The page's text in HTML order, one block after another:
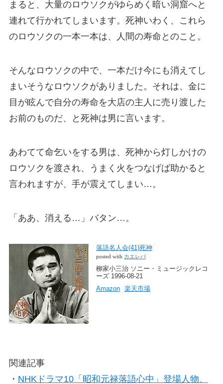
まると、大量のロウソクがゆらめく暗い洞窟へと
連れて行かれてしまいます。死神いわく、これら
のロウソクの一本一本は、人間の寿命とのこと。
そんなロウソクの中で、一本だけ今にも消えてし
まいそうなロウソクがありました。それは、金に
目が眩んで自分の寿命を大店の主人に売り渡した
お前のものだ、と死神は男に言います。
あわてて命乞いをする男は、死神から灯しかけの
ロウソクを渡され、うまく火をつなげば助かると
言われますが、手が震えてしまい…。
「ああ、消える…」バタン…。
落語名人会(41)死神
posted with カエレバ
柳家小三治 ソニー・ミュージックレコ
ーズ 1996-08-21
Amazon
楽天市場
関連記事
・ NHKドラマ10「昭和元禄落語心中」登場人物、